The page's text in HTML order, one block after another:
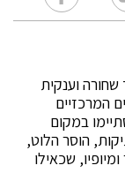
וענקית
המרכזיים
במקום
הוסר הלוט,
שכאילו